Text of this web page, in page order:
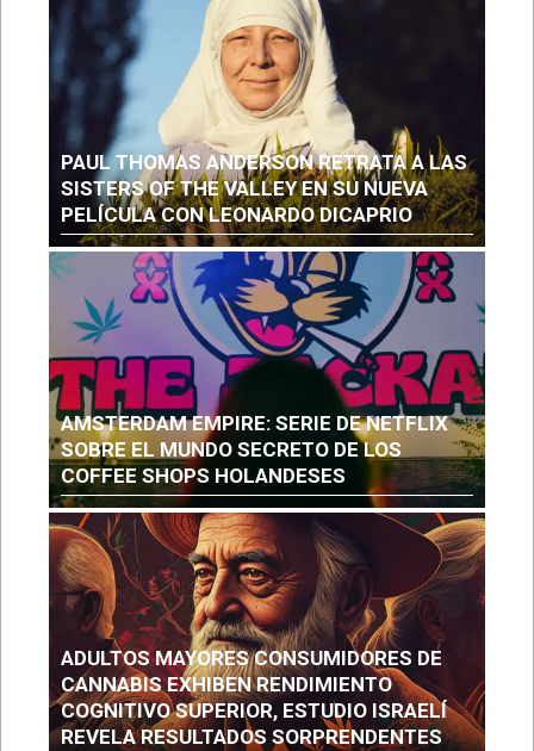
PAUL THOMAS ANDERSON RETRATA A LAS
SISTERS OF THE VALLEY EN SU NUEVA
PELÍCULA CON LEONARDO DICAPRIO
AMSTERDAM EMPIRE: SERIE DE NETFLIX
SOBRE EL MUNDO SECRETO DE LOS
COFFEE SHOPS HOLANDESES
ADULTOS MAYORES CONSUMIDORES DE
CANNABIS EXHIBEN RENDIMIENTO
COGNITIVO SUPERIOR, ESTUDIO ISRAELÍ
REVELA RESULTADOS SORPRENDENTES